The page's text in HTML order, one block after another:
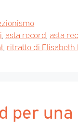
asta record asta
ritratto di Elisabeth
per una